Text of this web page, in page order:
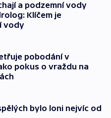
a podzemní vody
Klíčem je
vody
pobodání v
pokus o vraždu na
bylo loni nejvíc od